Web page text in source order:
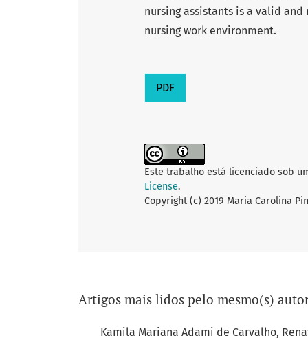
nursing assistants is a valid
nursing work environment.
PDF
Este trabalho está licenciado sob
License.
Copyright (c) 2019 Maria Carolina
Artigos mais lidos pelo mesmo(s)
Kamila Mariana Adami de Carvalho,